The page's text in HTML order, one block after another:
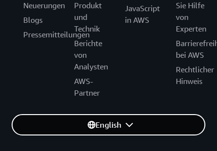
Neuerungen
Blogs
Pressemitteilungen
Produkt
und
Technik
Berichte
von
Analysten
AWS-
Partner
JavaScript
in AWS
Sie Hilfe
von
Experten
bei AWS
Rechtlicher
Hinweis
English